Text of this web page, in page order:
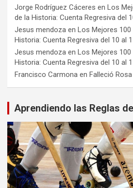
Jorge Rodríguez Cáceres en Los
de la Historia: Cuenta Regresiva del
Jesus mendoza en Los Mejores
Historia: Cuenta Regresiva del 10 al 1
Jesus mendoza en Los Mejores
Historia: Cuenta Regresiva del 10 al 1
Francisco Carmona en Falleció
Aprendiendo las Reglas